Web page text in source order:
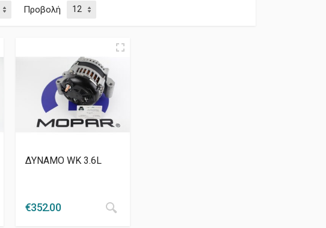
Προβολή
ΔΥΝΑΜΟ WK 3.6L
€352.00